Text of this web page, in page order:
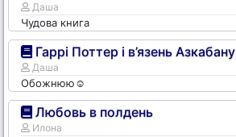
Даша
Чудова книга
Гаррі Поттер і в’язень Азкабану
Даша
Обожнюю☺️
Любовь в полдень
Илона